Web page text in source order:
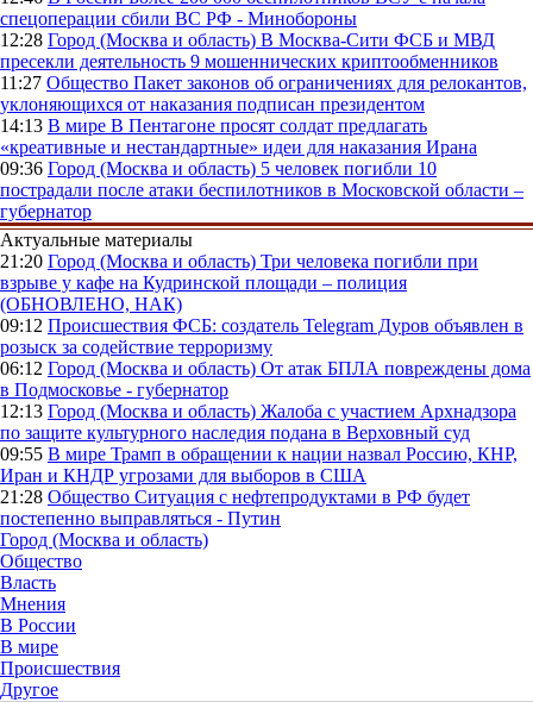
спецоперации сбили ВС РФ - Минобороны
12:28 Город (Москва и область) В Москва-Сити ФСБ и МВД
пресекли деятельность 9 мошеннических криптообменников
11:27 Общество Пакет законов об ограничениях для релокантов,
уклоняющихся от наказания подписан президентом
14:13 В мире В Пентагоне просят солдат предлагать
«креативные и нестандартные» идеи для наказания Ирана
09:36 Город (Москва и область) 5 человек погибли 10
пострадали после атаки беспилотников в Московской области –
губернатор
Актуальные материалы
21:20 Город (Москва и область) Три человека погибли при
взрыве у кафе на Кудринской площади – полиция
(ОБНОВЛЕНО, НАК)
09:12 Происшествия ФСБ: создатель Telegram Дуров объявлен в
розыск за содействие терроризму
06:12 Город (Москва и область) От атак БПЛА повреждены дома
в Подмосковье - губернатор
12:13 Город (Москва и область) Жалоба с участием Архнадзора
по защите культурного наследия подана в Верховный суд
09:55 В мире Трамп в обращении к нации назвал Россию, КНР,
Иран и КНДР угрозами для выборов в США
21:28 Общество Ситуация с нефтепродуктами в РФ будет
постепенно выправляться - Путин
Город (Москва и область)
Общество
Власть
Мнения
В России
В мире
Происшествия
Другое